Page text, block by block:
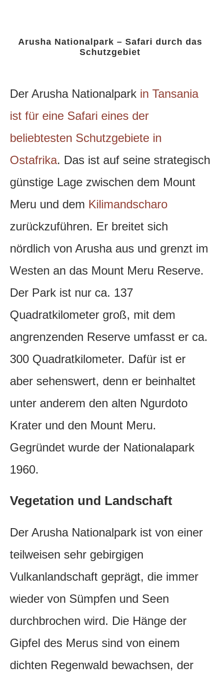
Arusha Nationalpark – Safari durch das
Schutzgebiet
Der Arusha Nationalpark in Tansania
ist für eine Safari eines der
beliebtesten Schutzgebiete in
Ostafrika. Das ist auf seine strategisch
günstige Lage zwischen dem Mount
Meru und dem Kilimandscharo
zurückzuführen. Er breitet sich
nördlich von Arusha aus und grenzt im
Westen an das Mount Meru Reserve.
Der Park ist nur ca. 137
Quadratkilometer groß, mit dem
angrenzenden Reserve umfasst er ca.
300 Quadratkilometer. Dafür ist er
aber sehenswert, denn er beinhaltet
unter anderem den alten Ngurdoto
Krater und den Mount Meru.
Gegründet wurde der Nationalapark
1960.
Vegetation und Landschaft
Der Arusha Nationalpark ist von einer
teilweisen sehr gebirgigen
Vulkanlandschaft geprägt, die immer
wieder von Sümpfen und Seen
durchbrochen wird. Die Hänge der
Gipfel des Merus sind von einem
dichten Regenwald bewachsen, der